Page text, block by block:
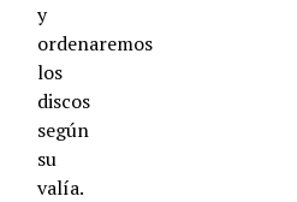
y
ordenaremos
los
discos
según
su
valía.